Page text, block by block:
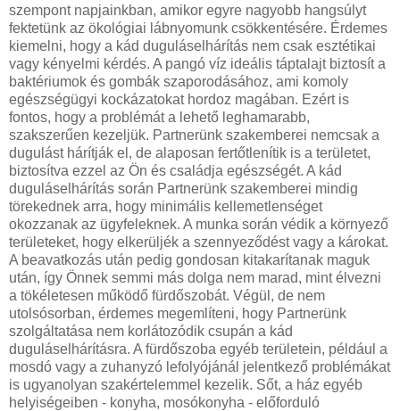
szempont napjainkban, amikor egyre nagyobb hangsúlyt
fektetünk az ökológiai lábnyomunk csökkentésére. Érdemes
kiemelni, hogy a kád duguláselhárítás nem csak esztétikai
vagy kényelmi kérdés. A pangó víz ideális táptalajt biztosít a
baktériumok és gombák szaporodásához, ami komoly
egészségügyi kockázatokat hordoz magában. Ezért is
fontos, hogy a problémát a lehető leghamarabb,
szakszerűen kezeljük. Partnerünk szakemberei nemcsak a
dugulást hárítják el, de alaposan fertőtlenítik is a területet,
biztosítva ezzel az Ön és családja egészségét. A kád
duguláselhárítás során Partnerünk szakemberei mindig
törekednek arra, hogy minimális kellemetlenséget
okozzanak az ügyfeleknek. A munka során védik a környező
területeket, hogy elkerüljék a szennyeződést vagy a károkat.
A beavatkozás után pedig gondosan kitakarítanak maguk
után, így Önnek semmi más dolga nem marad, mint élvezni
a tökéletesen működő fürdőszobát. Végül, de nem
utolsósorban, érdemes megemlíteni, hogy Partnerünk
szolgáltatása nem korlátozódik csupán a kád
duguláselhárításra. A fürdőszoba egyéb területein, például a
mosdó vagy a zuhanyzó lefolyójánál jelentkező problémákat
is ugyanolyan szakértelemmel kezelik. Sőt, a ház egyéb
helyiségeiben - konyha, mosókonyha - előforduló